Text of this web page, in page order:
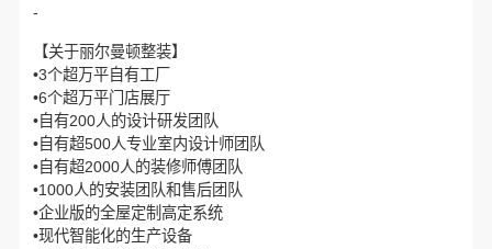
-
【关于丽尔曼顿整装】
•3个超万平自有工厂
•6个超万平门店展厅
•自有200人的设计研发团队
•自有超500人专业室内设计师团队
•自有超2000人的装修师傅团队
•1000人的安装团队和售后团队
•企业版的全屋定制高定系统
•现代智能化的生产设备